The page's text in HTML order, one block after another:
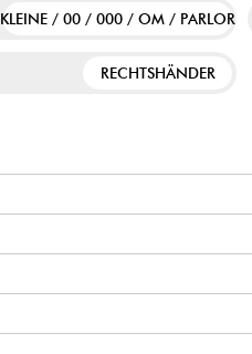
KLEINE / 00 / 000 / OM / PARLOR
RECHTSHÄNDER